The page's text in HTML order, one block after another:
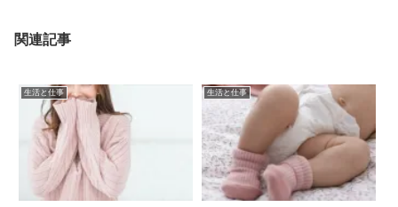
関連記事
生活と仕事 生活と仕事